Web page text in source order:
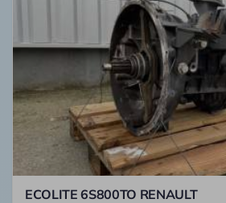
ECOLITE 6S800TO RENAULT